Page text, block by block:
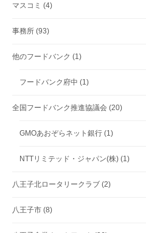
マスコミ (4)
事務所 (93)
他のフードバンク (1)
フードバンク府中 (1)
全国フードバンク推進協議会 (20)
GMOあおぞらネット銀行 (1)
NTTリミテッド・ジャパン(株) (1)
八王子北ロータリークラブ (2)
八王子市 (8)